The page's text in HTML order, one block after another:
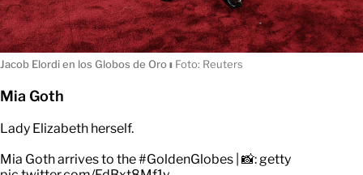
Jacob Elordi en los Globos de Oroı Foto: Reuters
Mia Goth
Lady Elizabeth herself.
Mia Goth arrives to the#GoldenGlobes | 📸: getty